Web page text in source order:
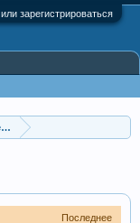
зарегистрироваться
и перерабатывающие
Последнее